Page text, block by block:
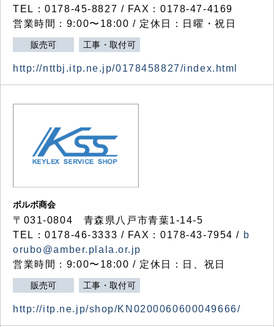
TEL：0178-45-8827 / FAX：0178-47-4169
営業時間：9:00〜18:00 / 定休日：日曜・祝日
販売可 工事・取付可
http://nttbj.itp.ne.jp/0178458827/index.html
ボルボ商会
〒031-0804 青森県八戸市青葉1-14-5
TEL：0178-46-3333 / FAX：0178-43-7954 / b
orubo@amber.plala.or.jp
営業時間：9:00〜18:00 / 定休日：日、祝日
販売可 工事・取付可
http://itp.ne.jp/shop/KN0200060600049666/